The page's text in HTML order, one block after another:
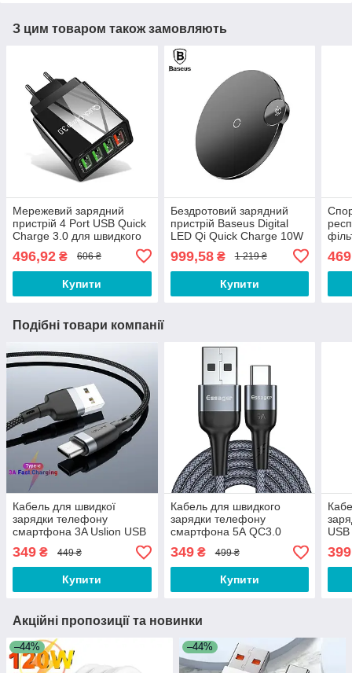
З цим товаром також замовляють
Мережевий зарядний
пристрій 4 Port USB Quick
Charge 3.0 для швидкого
CV43-2
496,92 ₴ 606 ₴
Купити
Бездротовий зарядний
пристрій Baseus Digital
LED Qi Quick Charge 10W
999,58₴ 1 219 ₴
Купити
Подібні товари компанії
Кабель для швидкої
зарядки телефону
смартфона 3A Uslion USB
- Type-C 1м Зарядний
провід шнур ЮСБ на Тайп
С B1S
349 ₴ 449 ₴
Купити
Кабель для швидкого
зарядки телефону
смартфона 5А QC3.0
USB-Type-C 1м Зарядний
провід шнур ЮСБ на Тайп
С CC54
349₴ 499 ₴
Купити
ЮСБ
399
Акційні пропозиції та новинки
–44% –44%